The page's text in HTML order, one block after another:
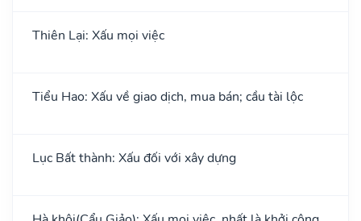
Thiên Lại: Xấu mọi việc
Tiểu Hao: Xấu về giao dịch, mua bán; cầu tài lộc
Lục Bất thành: Xấu đối với xây dựng